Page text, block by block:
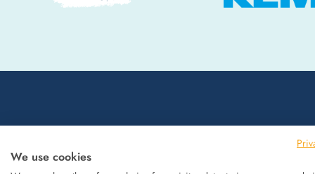
We use cookies